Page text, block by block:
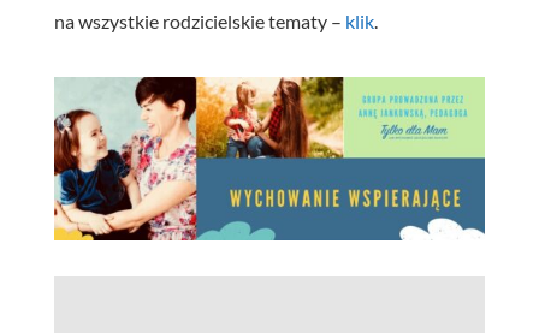
na wszystkie rodzicielskie tematy – klik.